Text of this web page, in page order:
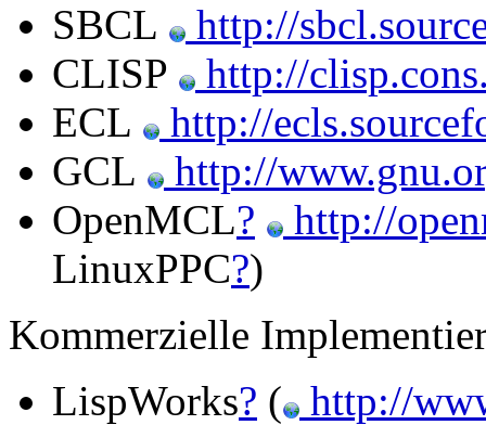
SBCL
http://
CLISP
http://
ECL
http://
GCL
http://
OpenMCL?
http://
LinuxPPC?)
Kommerzielle
LispWorks? (
http://